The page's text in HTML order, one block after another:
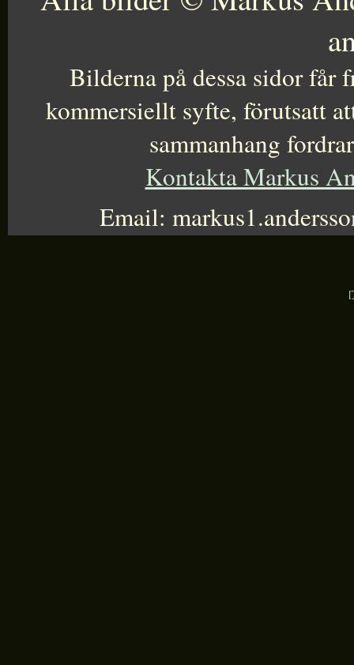
Bilderna på dessa sidor får
kommersiellt syfte, förutsatt
sammanhang
Kontakta Markus
Email: